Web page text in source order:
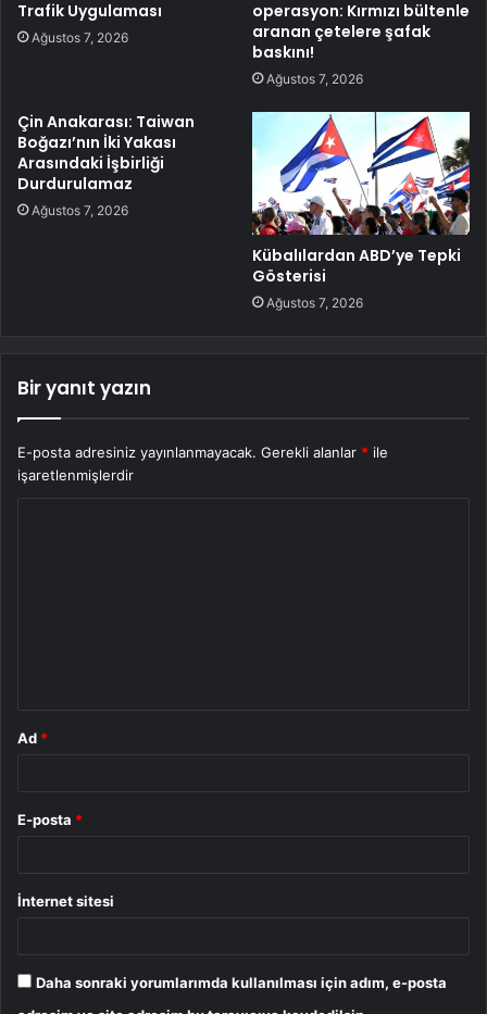
Trafik Uygulaması
Ağustos 7, 2026
operasyon: Kırmızı bültenle
aranan çetelere şafak
baskını!
Ağustos 7, 2026
Çin Anakarası: Taiwan
Boğazı’nın İki Yakası
Arasındaki İşbirliği
Durdurulamaz
Ağustos 7, 2026
Kübalılardan ABD’ye Tepki
Gösterisi
Ağustos 7, 2026
Bir yanıt yazın
E-posta adresiniz yayınlanmayacak. Gerekli alanlar * ile
işaretlenmişlerdir
Ad *
E-posta *
İnternet sitesi
Daha sonraki yorumlarımda kullanılması için adım, e-posta